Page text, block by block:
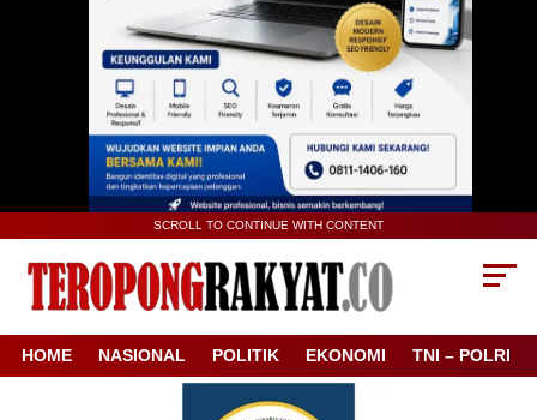
SCROLL TO CONTINUE WITH CONTENT
HOME NASIONAL POLITIK EKONOMI TNI – POLRI